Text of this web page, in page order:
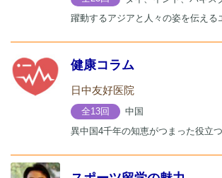
躍動するアジアと人々の姿を伝える
健康コラム
日中友好医院
全13回
中国
異中国4千年の知恵がつまった役立